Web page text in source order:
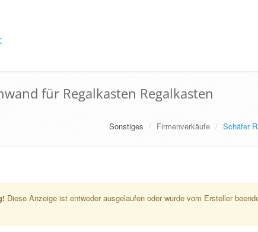
für Regalkasten Regalkasten
Sonstiges Firmenverkäufe Schäfer
Diese Anzeige ist entweder ausgelaufen oder wurde vom Ersteller